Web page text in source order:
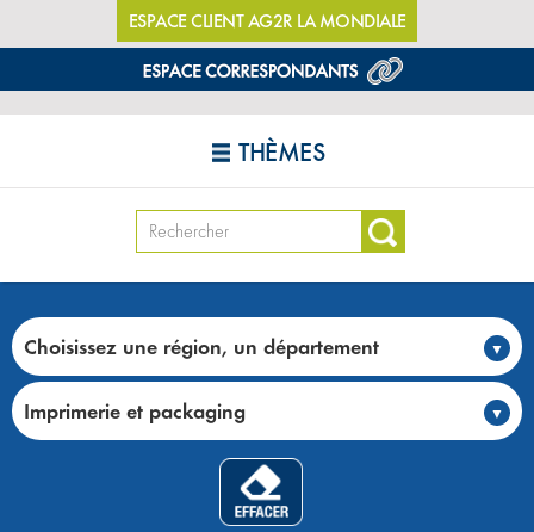
ESPACE CLIENT AG2R LA MONDIALE
THÈMES
Choisissez une région, un département
Imprimerie et packaging